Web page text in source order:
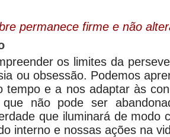
permanece firme e não
os limites da
ou obsessão. Podemos
tempo e a nos adaptar às
que não pode ser
que iluminará de modo
interno e nossas ações na